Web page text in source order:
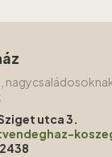
utca 3.